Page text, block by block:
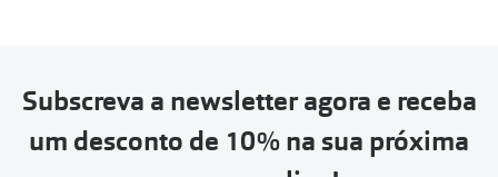
Subscreva a newsletter agora e receba
um desconto de 10% na sua próxima